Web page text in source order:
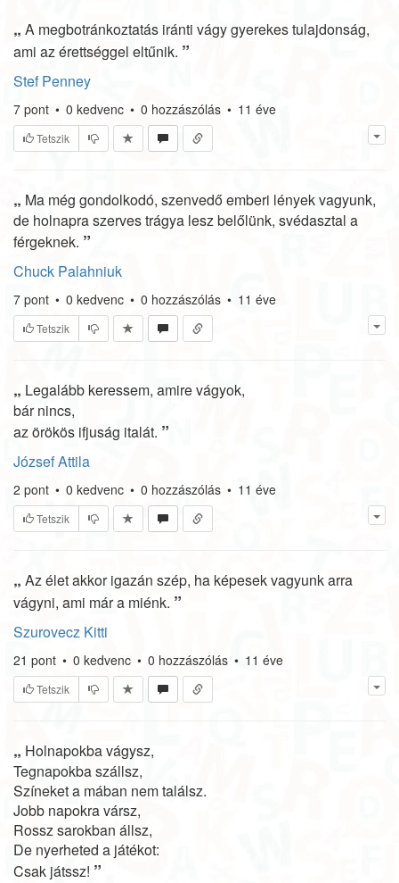
„ A megbotránkoztatás iránti vágy gyerekes tulajdonság,
ami az érettséggel eltűnik. ”
Stef Penney
7 pont • 0 kedvenc • 0 hozzászólás • 11 éve
Tetszik
„ Ma még gondolkodó, szenvedő emberi lények vagyunk,
de holnapra szerves trágya lesz belőlünk, svédasztal a
férgeknek. ”
Chuck Palahniuk
7 pont • 0 kedvenc • 0 hozzászólás • 11 éve
Tetszik
„ Legalább keressem, amire vágyok,
bár nincs,
az örökös ifjuság italát. ”
József Attila
2 pont • 0 kedvenc • 0 hozzászólás • 11 éve
Tetszik
„ Az élet akkor igazán szép, ha képesek vagyunk arra
vágyni, ami már a miénk. ”
Szurovecz Kitti
21 pont • 0 kedvenc • 0 hozzászólás • 11 éve
Tetszik
„ Holnapokba vágysz,
Tegnapokba szállsz,
Színeket a mában nem találsz.
Jobb napokra vársz,
Rossz sarokban állsz,
De nyerheted a játékot:
Csak játssz! ”